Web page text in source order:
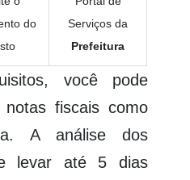
do
Serviços da
Prefeitura
você pode
fiscais como
A análise dos
levar até 5 dias